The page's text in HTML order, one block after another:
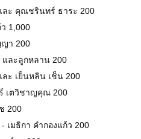
ะ คุณชรินทร์ ธาระ 200
1,000
า 200
ละลูกหลาน 200
ะ เย็นหลิน เช็น 200
เตวิชาญคุณ 200
200
เมธิกา คำกองแก้ว 200